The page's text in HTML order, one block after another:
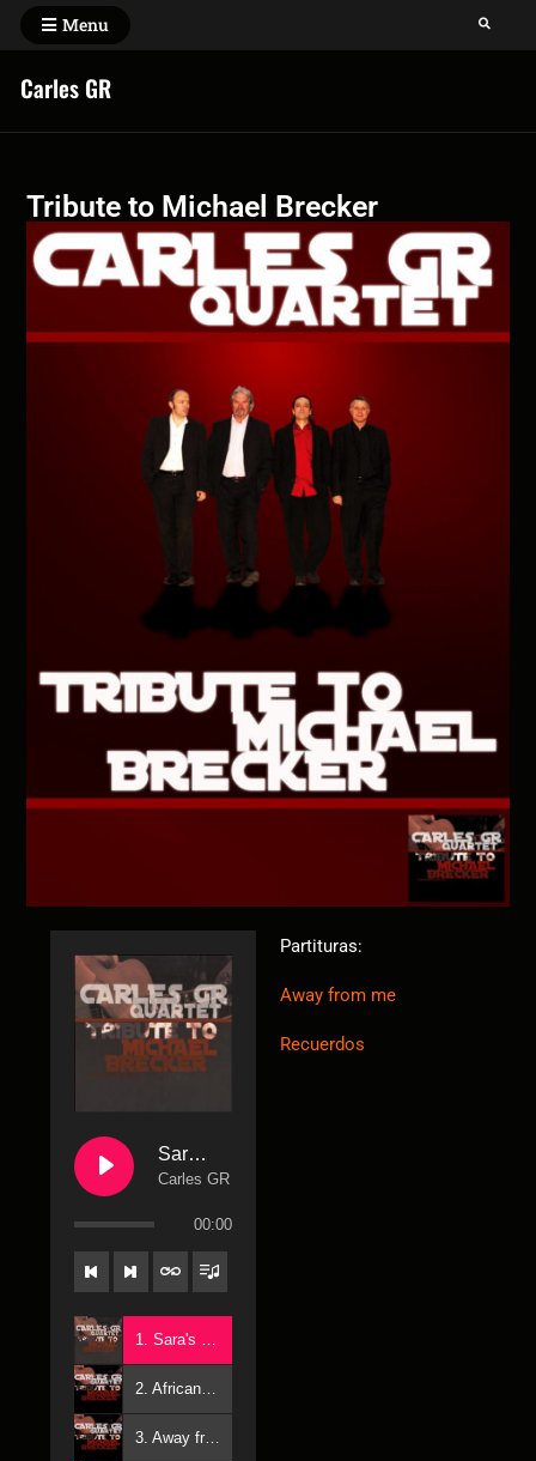
Menu
Carles GR
Tribute to Michael Brecker
Sara's Touch
Carles GR
00:00
1. Sara's Touch - Carles GR
2. African skies - Tribute to Michael Brecker
3. Away from me - Tribute to Michael Brecker
Partituras:
Away from me
Recuerdos